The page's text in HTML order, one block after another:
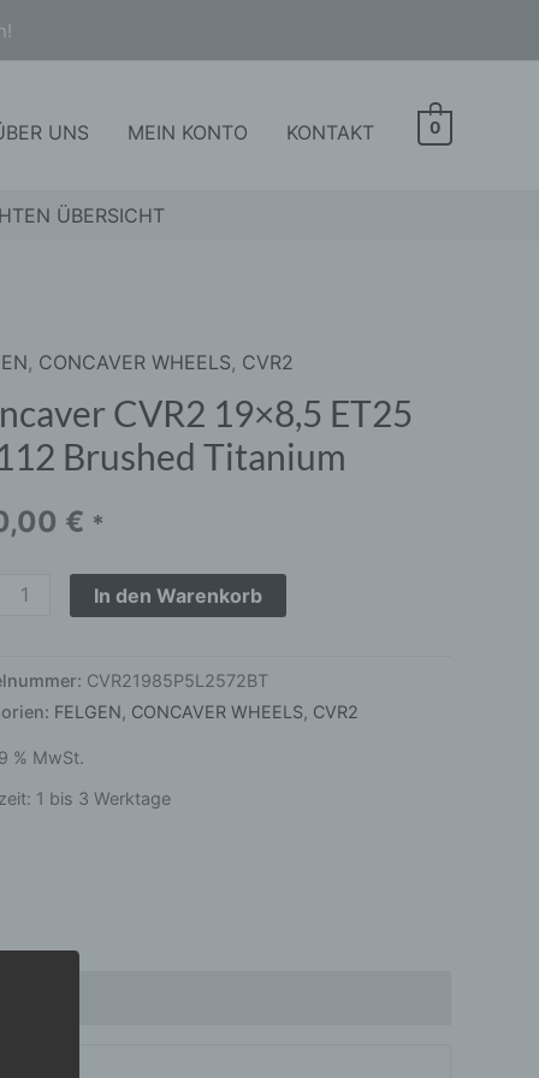
UNS MEIN KONTO KONTAKT 0
ÜBERSICHT
, CONCAVER WHEELS, CVR2
CVR2 19×8,5 ET25
Brushed Titanium
€ *
In den Warenkorb
CVR21985P5L2572BT
FELGEN, CONCAVER WHEELS, CVR2
% MwSt.
1 bis 3 Werktage